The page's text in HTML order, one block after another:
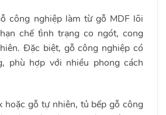
công nghiệp làm từ gỗ MDF lõi
chế tình trạng co ngót, cong
Đặc biệt, gỗ công nghiệp có
phù hợp với nhiều phong cách
hoặc gỗ tự nhiên, tủ bếp gỗ công